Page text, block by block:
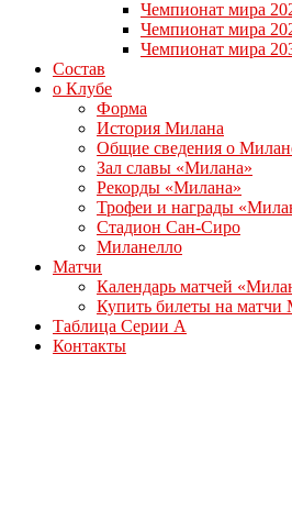
Чемпионат мира
Чемпионат мира
Чемпионат мира
Состав
о Клубе
Форма
История Милана
Общие сведения о
Зал славы «Милана»
Рекорды «Милана»
Трофеи и награды
Стадион Сан-Сиро
Миланелло
Матчи
Календарь матчей
Купить билеты на матчи
Таблица Серии А
Контакты